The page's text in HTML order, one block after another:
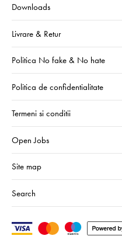
Downloads
Livrare & Retur
Politica No fake & No hate
Politica de confidentialitate
Termeni si conditii
Open Jobs
Site map
Search